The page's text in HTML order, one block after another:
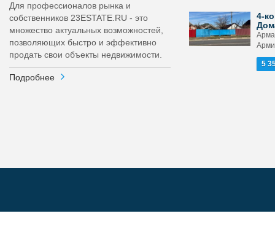
Для профессионалов рынка и
собственников 23ESTATE.RU - это
множество актуальных возможностей,
позволяющих быстро и эффективно
продать свои объекты недвижимости.
Подробнее
4-
5